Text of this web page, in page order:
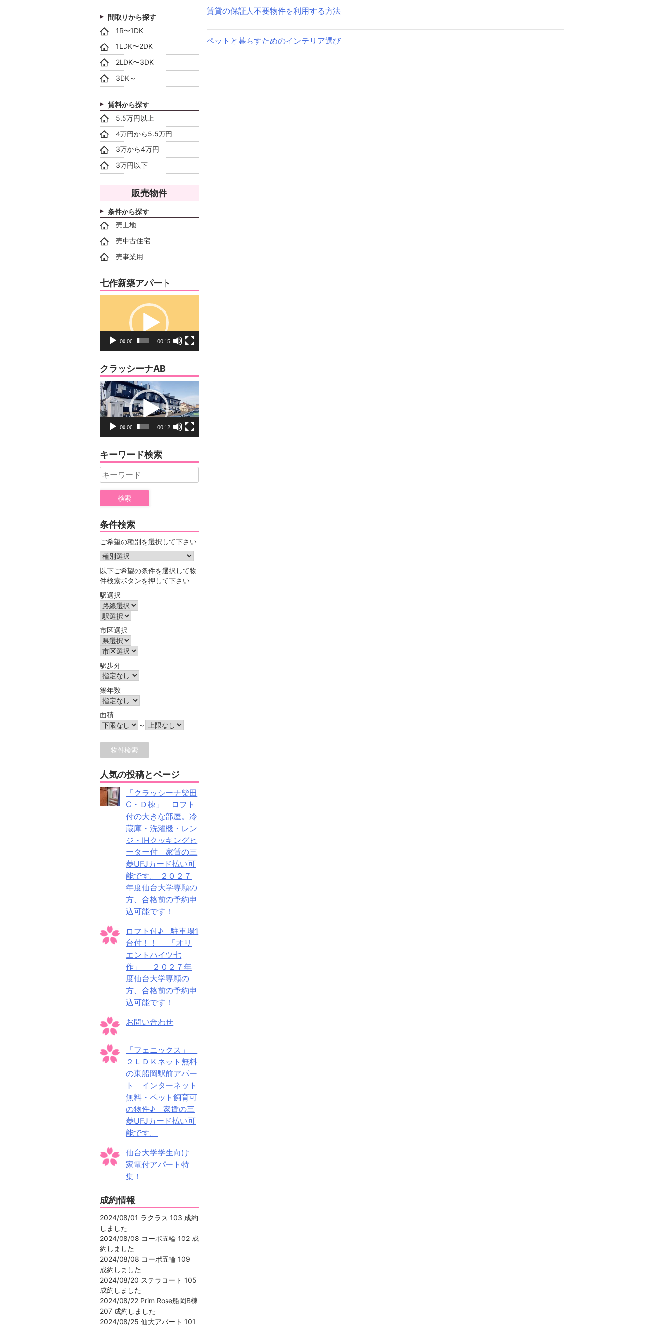
賃貸の保証人不要物件を利用する方法
ペットと暮らすためのインテリア選び
間取りから探す
1R〜1DK
1LDK〜2DK
2LDK〜3DK
3DK～
賃料から探す
5.5万円以上
4万円から5.5万円
3万から4万円
3万円以下
販売物件
条件から探す
売土地
売中古住宅
売事業用
七作新築アパート
ー
00:00 00:15
クラッシーナAB
動
画
プ
ー
00:00 00:12
キーワード検索
Search
for:
条件検索
ご希望の種別を選択して下さい
以下ご希望の条件を選択して物
件検索ボタンを押して下さい
駅選択
市区選択
駅歩分
築年数
面積
～
人気の投稿とページ
「クラッシーナ柴田
C・Ｄ棟」 ロフト
付の大きな部屋。冷
蔵庫・洗濯機・レン
ジ・IHクッキングヒ
ーター付 家賃の三
菱UFJカード払い可
能です。 ２０２７
年度仙台大学専願の
方、合格前の予約申
込可能です！
ロフト付♪ 駐車場1
台付！！ 「オリ
エントハイツ七
作」 ２０２７年
度仙台大学専願の
方、合格前の予約申
込可能です！
お問い合わせ
「フェニックス」
２ＬＤＫネット無料
の東船岡駅前アパー
ト インターネット
無料・ペット飼育可
の物件♪ 家賃の三
菱UFJカード払い可
能です。
仙台大学学生向け
家電付アパート特
集！
成約情報
2024/08/01 ラクラス 103 成約
しました
2024/08/08 コーポ五輪 102 成
約しました
2024/08/08 コーポ五輪 109
成約しました
2024/08/20 ステラコート 105
成約しました
2024/08/22 Prim Rose船岡B棟
207 成約しました
2024/08/25 仙大アパート 101